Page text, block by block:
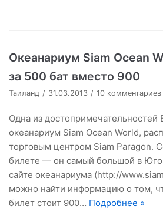
Океанариум Siam Ocean
за 500 бат вместо 900
Таиланд 31.03.2013 10 комментариев
Одна из достопримечательностей
океанариум Siam Ocean World,
торговым центром Siam Paragon.
билете — он самый большой в
сайте океанариума (http://
можно найти информацию о том,
билет стоит 900… Подробнее »